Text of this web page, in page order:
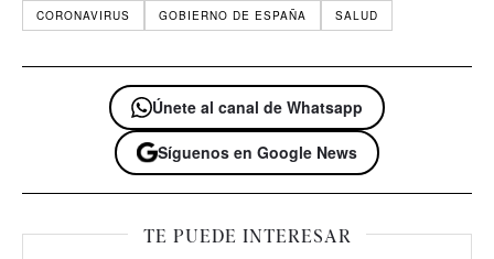
CORONAVIRUS GOBIERNO DE ESPAÑA SALUD
Únete al canal de Whatsapp
Síguenos en Google News
TE PUEDE INTERESAR